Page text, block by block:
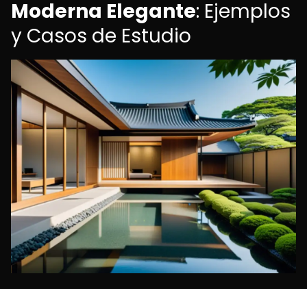
Moderna Elegante: Ejemplos
y Casos de Estudio